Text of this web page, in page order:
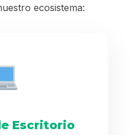
ecosistema:
Escritorio